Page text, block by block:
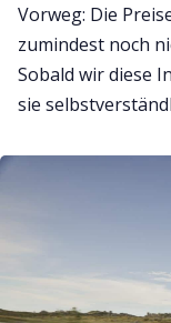
Vorweg: Die
zumindest noch
Sobald wir diese
sie